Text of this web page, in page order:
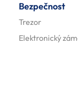
Bezpečnost
Trezor
Elektronický